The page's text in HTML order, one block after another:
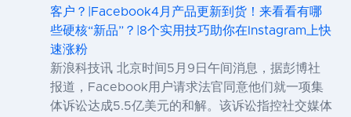
客户？|Facebook4月产品更新到货！来看看有哪
些硬核“新品”？|8个实用技巧助你在Instagram上快
速涨粉
新浪科技讯 北京时间5月9日午间消息，据彭博社
报道，Facebook用户请求法官同意他们就一项集
体诉讼达成5.5亿美元的和解。该诉讼指控社交媒体